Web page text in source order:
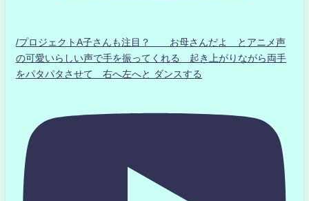
/プロジェクトA子さんも注目？ お母さんだよ とアニメ声
の可愛いらしい声で手を振ってくれる 起き上がりながら両手
をパタパタさせて 右へ左へと ダンスする